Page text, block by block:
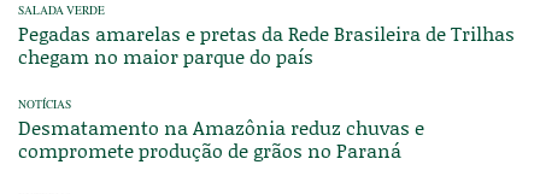
SALADA VERDE
Pegadas amarelas e pretas da Rede Brasileira de Trilhas
chegam no maior parque do país
NOTÍCIAS
Desmatamento na Amazônia reduz chuvas e
compromete produção de grãos no Paraná